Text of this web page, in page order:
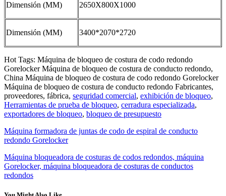
Dimensión (MM) 2650X800X1000
Dimensión (MM) 3400*2070*2720
Hot Tags: Máquina de bloqueo de costura de codo redondo
Gorelocker Máquina de bloqueo de costura de conducto redondo,
China Máquina de bloqueo de costura de codo redondo Gorelocker
Máquina de bloqueo de costura de conducto redondo Fabricantes,
proveedores, fábrica, seguridad comercial, exhibición de bloqueo,
Herramientas de prueba de bloqueo, cerradura especializada,
exportadores de bloqueo, bloqueo de presupuesto
Máquina formadora de juntas de codo de espiral de conducto
redondo Gorelocker
Máquina bloqueadora de costuras de codos redondos, máquina
Gorelocker, máquina bloqueadora de costuras de conductos
redondos